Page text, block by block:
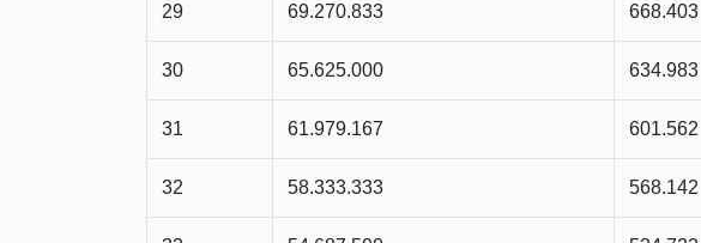
29 69.270.833 668.403
30 65.625.000 634.983
31 61.979.167 601.562
32 58.333.333 568.142